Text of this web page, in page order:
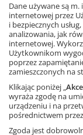
Książka
Dzieci (6–8 lat),
Ta
Dane używane są
internetowej przez
i bezpiecznych
analizowania, jak
internetowej.
Użytkownikom
poprzez
zamieszczonych na
Klikając poniżej „
wyraża zgodę na
urządzeniu i na
pośrednictwem
Zgoda jest